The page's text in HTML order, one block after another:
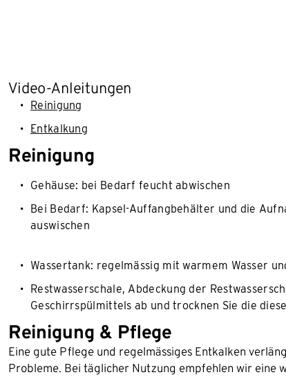
Video-Anleitungen
Reinigung
Entkalkung
Reinigung
Gehäuse: bei Bedarf feucht abwischen
Bei Bedarf: Kapsel-Auffangbehälter und die
auswischen
Wassertank: regelmässig mit warmem Wasser
Restwasserschale, Abdeckung der
Geschirrspülmittels ab und trocknen Sie die
Reinigung & Pflege
Eine gute Pflege und regelmässiges Entkalken
Probleme. Bei täglicher Nutzung empfehlen wir eine